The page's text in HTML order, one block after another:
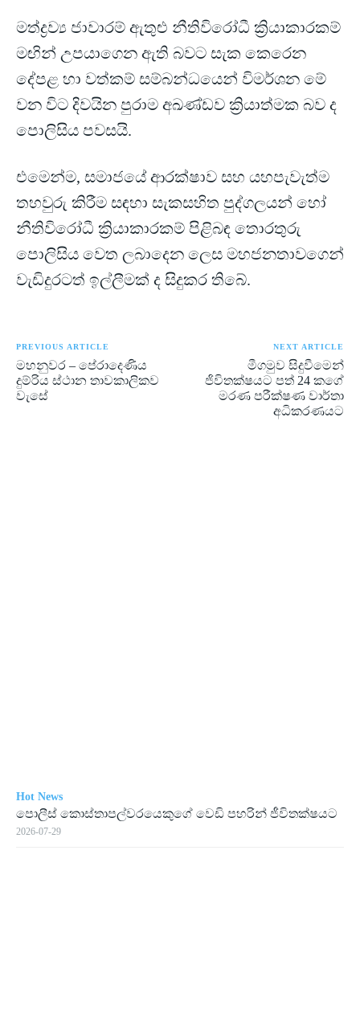
මත්ද්‍රව්‍ය ජාවාරම් ඇතුළු නීතිවිරෝධී ක්‍රියාකාරකම්
මඟින් උපයාගෙන ඇති බවට සැක කෙරෙන
දේපළ හා වත්කම් සම්බන්ධයෙන් විමර්ශන මේ
වන විට දිවයින පුරාම අඛණ්ඩව ක්‍රියාත්මක බව ද
පොලිසිය පවසයි.
එමෙන්ම, සමාජයේ ආරක්ෂාව සහ යහපැවැත්ම
තහවුරු කිරීම සඳහා සැකසහිත පුද්ගලයන් හෝ
නීතිවිරෝධී ක්‍රියාකාරකම් පිළිබඳ තොරතුරු
පොලිසිය වෙත ලබාදෙන ලෙස මහජනතාවගෙන්
වැඩිදුරටත් ඉල්ලීමක් ද සිදුකර තිබේ.
PREVIOUS ARTICLE
මහනුවර – පේරාදෙණිය
දුම්රිය ස්ථාන තාවකාලිකව
වැසේ
NEXT ARTICLE
මීගමුව සිදුවීමෙන්
ජිවිතක්ෂයට පත් 24 කගේ
මරණ පරීක්ෂණ වාර්තා
අධිකරණයට
Hot News
පොලීස් කොස්තාපල්වරයෙකුගේ වෙඩි පහරින් ජීවිතක්ෂයට
2026-07-29